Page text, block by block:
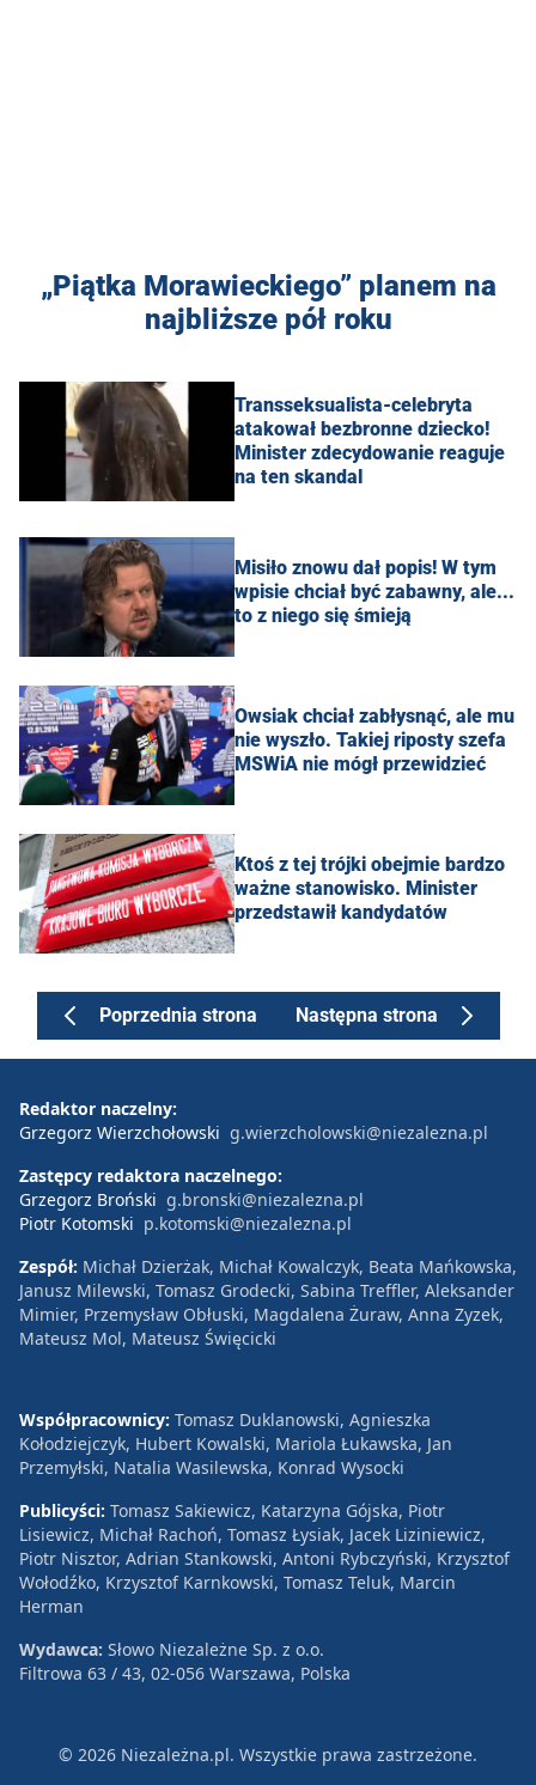
„Piątka Morawieckiego” planem na
najbliższe pół roku
Transseksualista-celebryta
atakował bezbronne dziecko!
Minister zdecydowanie reaguje
na ten skandal
Misiło znowu dał popis! W tym
wpisie chciał być zabawny, ale...
to z niego się śmieją
Owsiak chciał zabłysnąć, ale mu
nie wyszło. Takiej riposty szefa
MSWiA nie mógł przewidzieć
Ktoś z tej trójki obejmie bardzo
ważne stanowisko. Minister
przedstawił kandydatów
Poprzednia strona Następna strona
Redaktor naczelny:
Grzegorz Wierzchołowski g.wierzcholowski@niezalezna.pl
Zastępcy redaktora naczelnego:
Grzegorz Broński g.bronski@niezalezna.pl
Piotr Kotomski p.kotomski@niezalezna.pl
Zespół: Michał Dzierżak, Michał Kowalczyk, Beata Mańkowska,
Janusz Milewski, Tomasz Grodecki, Sabina Treffler, Aleksander
Mimier, Przemysław Obłuski, Magdalena Żuraw, Anna Zyzek,
Mateusz Mol, Mateusz Święcicki
Współpracownicy: Tomasz Duklanowski, Agnieszka
Kołodziejczyk, Hubert Kowalski, Mariola Łukawska, Jan
Przemyłski, Natalia Wasilewska, Konrad Wysocki
Publicyści: Tomasz Sakiewicz, Katarzyna Gójska, Piotr
Lisiewicz, Michał Rachoń, Tomasz Łysiak, Jacek Liziniewicz,
Piotr Nisztor, Adrian Stankowski, Antoni Rybczyński, Krzysztof
Wołodźko, Krzysztof Karnkowski, Tomasz Teluk, Marcin
Herman
Wydawca: Słowo Niezależne Sp. z o.o.
Filtrowa 63 / 43, 02-056 Warszawa, Polska
© 2026 Niezależna.pl. Wszystkie prawa zastrzeżone.